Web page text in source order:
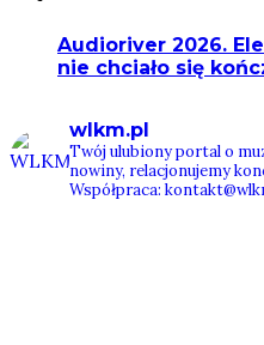
Audioriver 2026.
nie chciało się
wlkm.pl
Twój ulubiony portal o
nowiny, relacjonujemy
Współpraca: